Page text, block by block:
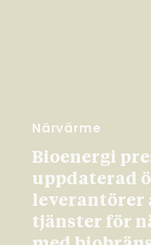
Närvärme
Bioenergi
uppdaterad
leverantörer
tjänster för